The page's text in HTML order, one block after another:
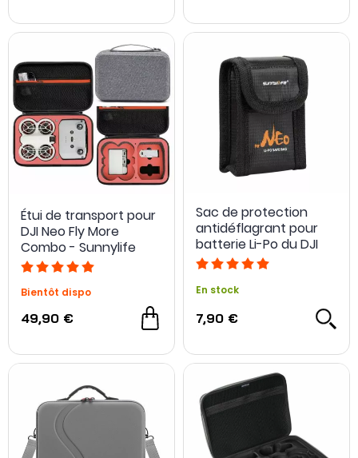
Étui de transport pour
DJI Neo Fly More
Combo - Sunnylife
Bientôt dispo
49,90 €
Sac de protection
antidéflagrant pour
batterie Li-Po du DJI
NEO - Sunnylife
En stock
7,90 €